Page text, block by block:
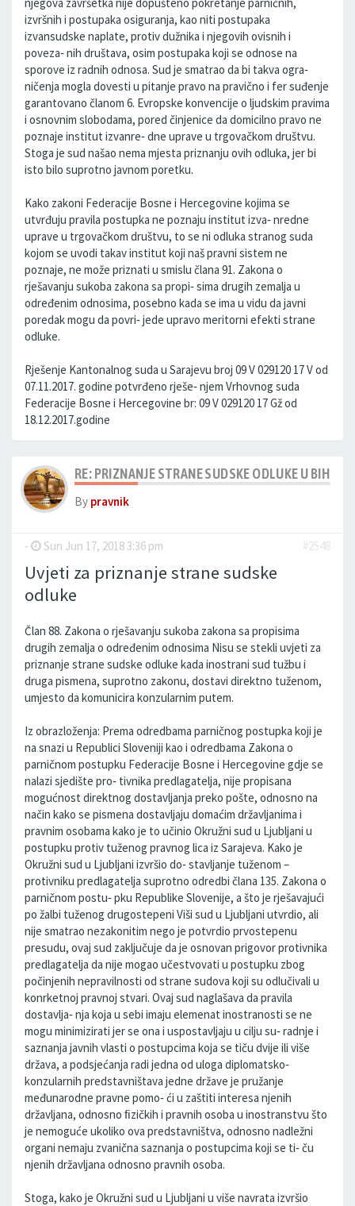
izvršnih i postupaka osiguranja, kao niti postupaka
izvansudske naplate, protiv dužnika i njegovih ovisnih i
poveza‐ nih društava, osim postupaka koji se odnose na
sporove iz radnih odnosa. Sud je smatrao da bi takva ogra‐
ničenja mogla dovesti u pitanje pravo na pravično i fer suđenje
garantovano članom 6. Evropske konvencije o ljudskim pravima
i osnovnim slobodama, pored činjenice da domicilno pravo ne
poznaje institut izvanre‐ dne uprave u trgovačkom društvu.
Stoga je sud našao nema mjesta priznanju ovih odluka, jer bi
isto bilo suprotno javnom poretku.
Kako zakoni Federacije Bosne i Hercegovine kojima se
utvrđuju pravila postupka ne poznaju institut izva‐ nredne
uprave u trgovačkom društvu, to se ni odluka stranog suda
kojom se uvodi takav institut koji naš pravni sistem ne
poznaje, ne može priznati u smislu člana 91. Zakona o
rješavanju sukoba zakona sa propi‐ sima drugih zemalja u
određenim odnosima, posebno kada se ima u vidu da javni
poredak mogu da povri‐ jede upravo meritorni efekti strane
odluke.
Rješenje Kantonalnog suda u Sarajevu broj 09 V 029120 17 V od
07.11.2017. godine potvrđeno rješe‐ njem Vrhovnog suda
Federacije Bosne i Hercegovine br: 09 V 029120 17 Gž od
18.12.2017.godine
RE: PRIZNANJE STRANE SUDSKE ODLUKE U BIH
By pravnik
- Sun Jun 17, 2018 3:36 pm #2548
Uvjeti za priznanje strane sudske
odluke
Član 88. Zakona o rješavanju sukoba zakona sa propisima
drugih zemalja o određenim odnosima Nisu se stekli uvjeti za
priznanje strane sudske odluke kada inostrani sud tužbu i
druga pismena, suprotno zakonu, dostavi direktno tuženom,
umjesto da komunicira konzularnim putem.
Iz obrazloženja: Prema odredbama parničnog postupka koji je
na snazi u Republici Sloveniji kao i odredbama Zakona o
parničnom postupku Federacije Bosne i Hercegovine gdje se
nalazi sjedište pro‐ tivnika predlagatelja, nije propisana
mogućnost direktnog dostavljanja preko pošte, odnosno na
način kako se pismena dostavljaju domaćim državljanima i
pravnim osobama kako je to učinio Okružni sud u Ljubljani u
postupku protiv tuženog pravnog lica iz Sarajeva. Kako je
Okružni sud u Ljubljani izvršio do‐ stavljanje tuženom –
protivniku predlagatelja suprotno odredbi člana 135. Zakona o
parničnom postu‐ pku Republike Slovenije, a što je rješavajući
po žalbi tuženog drugostepeni Viši sud u Ljubljani utvrdio, ali
nije smatrao nezakonitim nego je potvrdio prvostepenu
presudu, ovaj sud zaključuje da je osnovan prigovor protivnika
predlagatelja da nije mogao učestvovati u postupku zbog
počinjenih nepravilnosti od strane sudova koji su odlučivali u
konrketnoj pravnoj stvari. Ovaj sud naglašava da pravila
dostavlja‐ nja koja u sebi imaju elemenat inostranosti se ne
mogu minimizirati jer se ona i uspostavljaju u cilju su‐ radnje i
saznanja javnih vlasti o postupcima koja se tiču dvije ili više
država, a podsjećanja radi jedna od uloga diplomatsko‐
konzularnih predstavništava jedne države je pružanje
međunarodne pravne pomo‐ ći u zaštiti interesa njenih
državljana, odnosno ﬁzičkih i pravnih osoba u inostranstvu što
je nemoguće ukoliko ova predstavništva, odnosno nadležni
organi nemaju zvanična saznanja o postupcima koji se ti‐ ču
njenih državljana odnosno pravnih osoba.
Stoga, kako je Okružni sud u Ljubljani u više navrata izvršio